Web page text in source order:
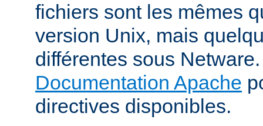
fichiers sont les mêmes
version Unix, mais
différentes sous
Documentation Apache
directives disponibles.